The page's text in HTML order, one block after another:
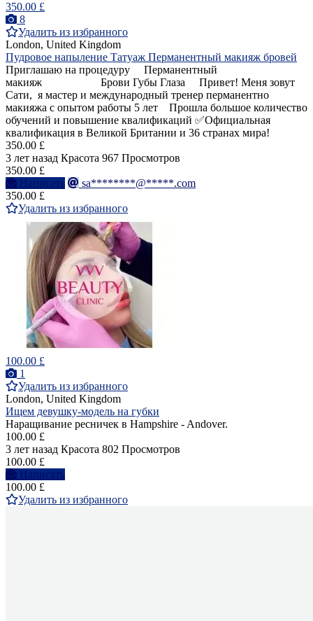
350.00 £
8
Удалить из избранного
London, United Kingdom
Пудровое напыление Татуаж Перманентный макияж бровей
Приглашаю на процедуру Перманентный
макияж Брови Губы Глаза Привет! Меня зовут
Сати, я мастер и международный тренер перманентно
макияжа с опытом работы 5 лет Прошла большое количество
обучений и повышение квалификаций ✅Официальная
квалификация в Великой Британии и 36 странах мира!
350.00 £
3 лет назад Красота 967 Просмотров
350.00 £
Написать
sa********@*****.com
350.00 £
Удалить из избранного
100.00 £
1
Удалить из избранного
London, United Kingdom
Ищем девушку-модель на губки
Наращивание ресничек в Hampshire - Andover.
100.00 £
3 лет назад Красота 802 Просмотров
100.00 £
Написать
100.00 £
Удалить из избранного